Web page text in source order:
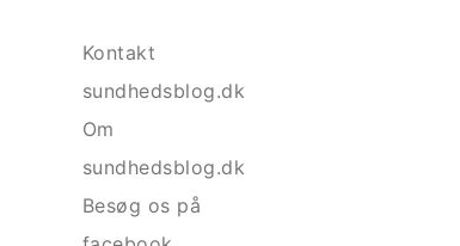
Kontakt
sundhedsblog.dk
Om
sundhedsblog.dk
Besøg os på